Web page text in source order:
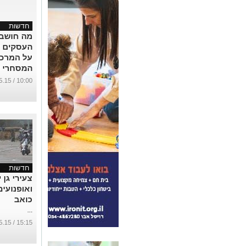
חדשות
מה
העסקים
על
...
10:00 / 20.05.15
חדשות
צעירי גן
כואב
...
15:15 / 15.05.15